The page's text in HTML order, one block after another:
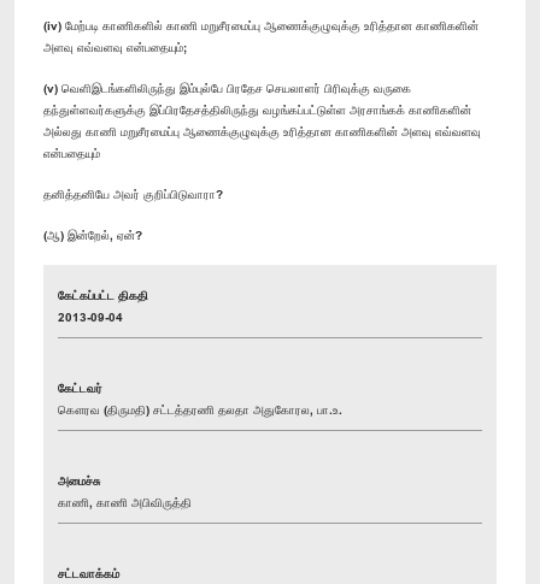
(iv) மேற்படி காணிகளில் காணி மறுசீரமைப்பு ஆணைக்குழுவுக்கு உரித்தான காணிகளின்
அளவு எவ்வளவு என்பதையும்;
(v) வெளிஇடங்களிலிருந்து இம்புல்பே பிரதேச செயலாளர் பிரிவுக்கு வருகை
தந்துள்ளவர்களுக்கு இப்பிரதேசத்திலிருந்து வழங்கப்பட்டுள்ள அரசாங்கக் காணிகளின்
அல்லது காணி மறுசீரமைப்பு ஆணைக்குழுவுக்கு உரித்தான காணிகளின் அளவு எவ்வளவு
என்பதையும்
தனித்தனியே அவர் குறிப்பிடுவாரா?
(ஆ) இன்றேல், ஏன்?
கேட்கப்பட்ட திகதி
2013-09-04
கேட்டவர்
கௌரவ (திருமதி) சட்டத்தரணி தலதா அதுகோரல, பா.உ.
அமைச்சு
காணி, காணி அபிவிருத்தி
சட்டவாக்கம்